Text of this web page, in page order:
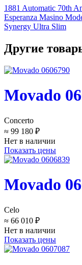
1881 Automatic 70th
Esperanza Masino
Synergy Ultra Slim
Другие
Movado
Concerto
≈ 99 180 ₽
Нет в наличии
Показать цены
Movado
Celo
≈ 66 010 ₽
Нет в наличии
Показать цены